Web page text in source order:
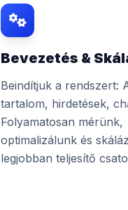
Bevezetés &
Beindítjuk a rendszert:
tartalom, hirdetések,
Folyamatosan mérünk,
optimalizálunk és
legjobban teljesítő